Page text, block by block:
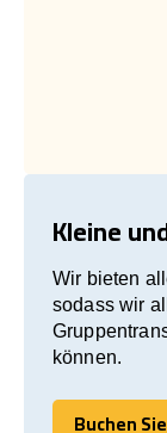
Kleine
Wir bieten
sodass wir
können.
Buchen